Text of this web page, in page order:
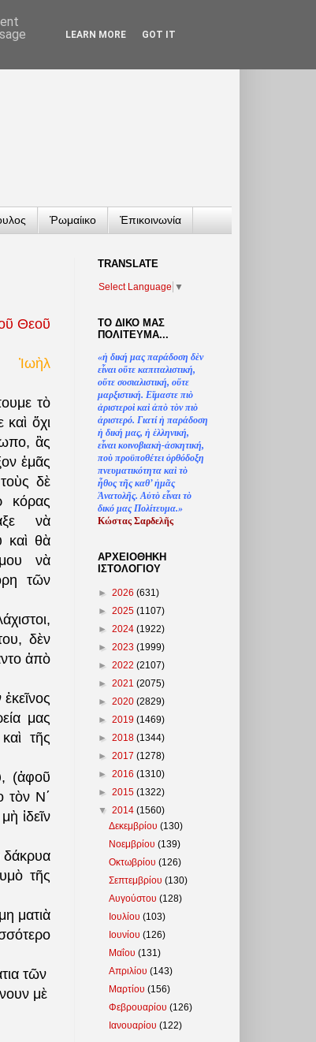
Ῥωμαίικο Ἐπικοινωνία
Θεοῦ
Ἰωὴλ
τὸ
ὄχι
ἃς
ἐμᾶς
δὲ
κόρας
νὰ
καὶ θὰ
νὰ
τῶν
δὲν
ἀπὸ
μας
τῆς
(ἀφοῦ
τὸν Ν΄
ἰδεῖν
δάκρυα
τῆς
ματιὰ
τῶν
μὲ
TRANSLATΕ
Select Language ▼
ΤΟ ΔΙΚΟ ΜΑΣ
ΠΟΛΙΤΕΥΜΑ...
«ἡ δική μας παράδοση δὲν
εἶναι οὔτε καπιταλιστική,
οὔτε σοσιαλιστική, οὔτε
μαρξιστική. Εἴμαστε πιὸ
ἀριστεροὶ καὶ ἀπὸ τὸν πιὸ
ἀριστερό. Γιατίἡ παράδοση
ἡ δική μας, ἡ ἑλληνική,
εἶναι κοινοβιακὴ-ἀσκητική,
ποὺ προϋποθέτει ὀρθόδοξη
πνευματικότητα καὶ τὸ
ἦθος τῆς καθ’ἠμᾶς
Ἀνατολῆς. Αὐτὸ εἶναι τὸ
δικό μας Πολίτευμα.»
Κώστας Σαρδελῆς
ΑΡΧΕΙΟΘΗΚΗ
ΙΣΤΟΛΟΓΙΟΥ
► 2026 (631)
► 2025 (1107)
► 2024 (1922)
► 2023 (1999)
► 2022 (2107)
► 2021 (2075)
► 2020 (2829)
► 2019 (1469)
► 2018 (1344)
► 2017 (1278)
► 2016 (1310)
► 2015 (1322)
▼ 2014 (1560)
Δεκεμβρίου(130)
Νοεμβρίου(139)
Οκτωβρίου(126)
Σεπτεμβρίου(130)
Αυγούστου(128)
Ιουλίου(103)
Ιουνίου(126)
Μαΐου(131)
Απριλίου(143)
Μαρτίου(156)
Φεβρουαρίου(126)
Ιανουαρίου(122)
LEARN MORE GOT IT